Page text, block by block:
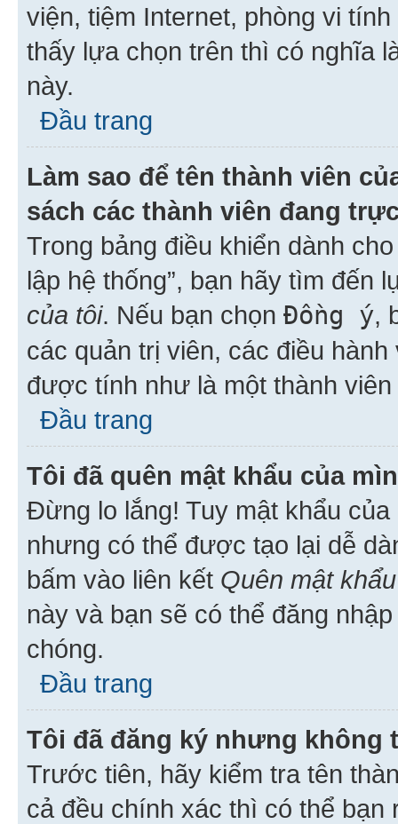
viện, tiệm Internet, phòng vi
thấy lựa chọn trên thì có nghĩa
này.
Đầu trang
Làm sao để tên thành viên
sách các thành viên đang
Trong bảng điều khiển dành
lập hệ thống”, bạn hãy tìm đến
của tôi. Nếu bạn chọn Đồng ý,
các quản trị viên, các điều
được tính như là một thành viên
Đầu trang
Tôi đã quên mật khẩu của
Đừng lo lắng! Tuy mật khẩu
nhưng có thể được tạo lại dễ
bấm vào liên kết Quên mật khẩu
này và bạn sẽ có thể đăng
chóng.
Đầu trang
Tôi đã đăng ký nhưng không
Trước tiên, hãy kiểm tra tên
cả đều chính xác thì có thể